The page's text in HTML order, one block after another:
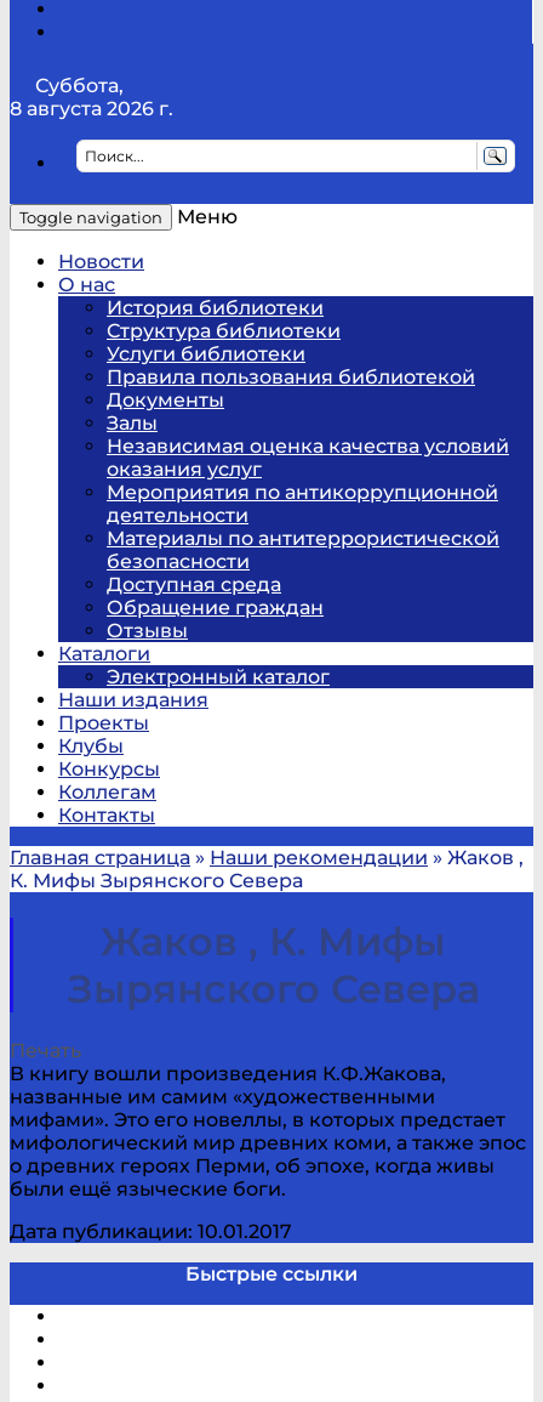
Суббота,
8 августа 2026 г.
Toggle navigation
Меню
Новости
О нас
История библиотеки
Структура библиотеки
Услуги библиотеки
Правила пользования библиотекой
Документы
Залы
Независимая оценка качества условий
оказания услуг
Мероприятия по антикоррупционной
деятельности
Материалы по антитеррористической
безопасности
Доступная среда
Обращение граждан
Отзывы
Каталоги
Электронный каталог
Наши издания
Проекты
Клубы
Конкурсы
Коллегам
Контакты
Главная страница » Наши рекомендации » Жаков ,
К. Мифы Зырянского Севера
Жаков , К. Мифы
Зырянского Севера
Печать
В книгу вошли произведения К.Ф.Жакова,
названные им самим «художественными
мифами». Это его новеллы, в которых предстает
мифологический мир древних коми, а также эпос
о древних героях Перми, об эпохе, когда живы
были ещё языческие боги.
Дата публикации: 10.01.2017
Быстрые ссылки